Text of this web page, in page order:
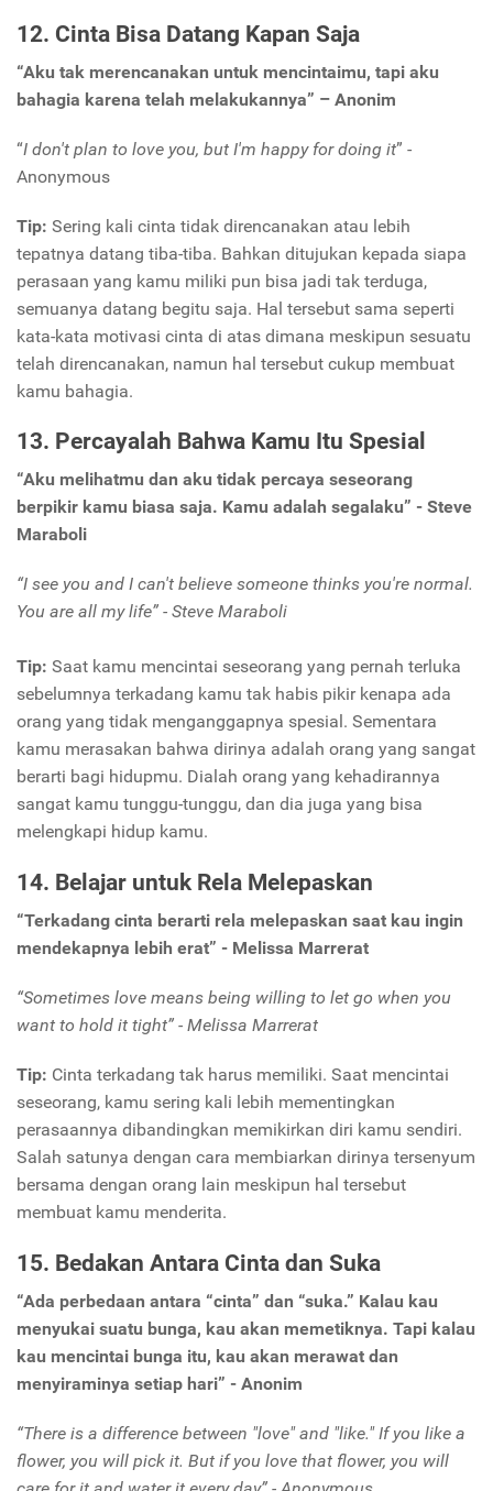
12. Cinta Bisa Datang Kapan Saja
“Aku tak merencanakan untuk mencintaimu, tapi aku
bahagia karena telah melakukannya” – Anonim
“I don't plan to love you, but I'm happy for doing it” -
Anonymous
Tip: Sering kali cinta tidak direncanakan atau lebih
tepatnya datang tiba-tiba. Bahkan ditujukan kepada siapa
perasaan yang kamu miliki pun bisa jadi tak terduga,
semuanya datang begitu saja. Hal tersebut sama seperti
kata-kata motivasi cinta di atas dimana meskipun sesuatu
telah direncanakan, namun hal tersebut cukup membuat
kamu bahagia.
13. Percayalah Bahwa Kamu Itu Spesial
“Aku melihatmu dan aku tidak percaya seseorang
berpikir kamu biasa saja. Kamu adalah segalaku” - Steve
Maraboli
“I see you and I can't believe someone thinks you're normal.
You are all my life” - Steve Maraboli
Tip: Saat kamu mencintai seseorang yang pernah terluka
sebelumnya terkadang kamu tak habis pikir kenapa ada
orang yang tidak menganggapnya spesial. Sementara
kamu merasakan bahwa dirinya adalah orang yang sangat
berarti bagi hidupmu. Dialah orang yang kehadirannya
sangat kamu tunggu-tunggu, dan dia juga yang bisa
melengkapi hidup kamu.
14. Belajar untuk Rela Melepaskan
“Terkadang cinta berarti rela melepaskan saat kau ingin
mendekapnya lebih erat” - Melissa Marrerat
“Sometimes love means being willing to let go when you
want to hold it tight” - Melissa Marrerat
Tip: Cinta terkadang tak harus memiliki. Saat mencintai
seseorang, kamu sering kali lebih mementingkan
perasaannya dibandingkan memikirkan diri kamu sendiri.
Salah satunya dengan cara membiarkan dirinya tersenyum
bersama dengan orang lain meskipun hal tersebut
membuat kamu menderita.
15. Bedakan Antara Cinta dan Suka
“Ada perbedaan antara “cinta” dan “suka.” Kalau kau
menyukai suatu bunga, kau akan memetiknya. Tapi kalau
kau mencintai bunga itu, kau akan merawat dan
menyiraminya setiap hari” - Anonim
“There is a difference between "love" and "like." If you like a
flower, you will pick it. But if you love that flower, you will